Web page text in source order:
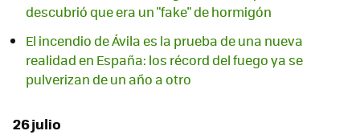
descubrió que era un "fake" de hormigón
El incendio de Ávila es la prueba de una nueva
realidad en España: los récord del fuego ya se
pulverizan de un año a otro
26 julio